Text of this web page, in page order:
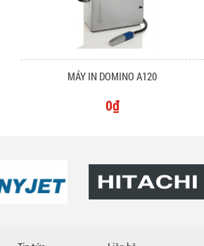
MÁY IN DOMINO A120
0₫